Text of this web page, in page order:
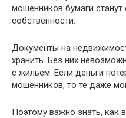
мошенников бумаги станут
собственности.
Документы на
хранить. Без них
с жильем. Если деньги
мошенников, то те даже
Поэтому важно знать, как